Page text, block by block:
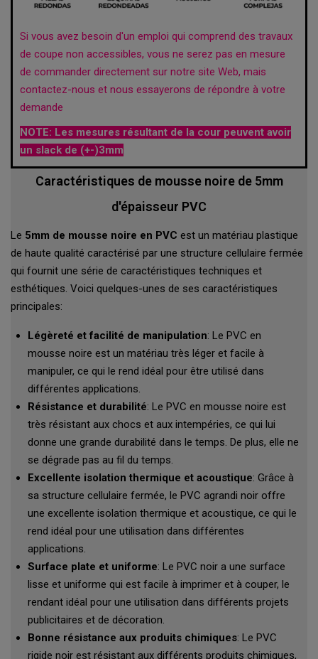
Si vous avez besoin d'un emploi qui comprend des travaux
de coupe non accessibles, vous ne serez pas en mesure
de commander directement sur notre site Web, mais
contactez-nous et nous essayerons de répondre à votre
demande
NOTE: Les mesures résultant de la cour peuvent avoir
un slack de (+-)3mm
Caractéristiques de mousse noire de 5mm
d'épaisseur PVC
Le 5mm de mousse noire en PVC est un matériau plastique
de haute qualité caractérisé par une structure cellulaire fermée
qui fournit une série de caractéristiques techniques et
esthétiques. Voici quelques-unes de ses caractéristiques
principales:
Légèreté et facilité de manipulation: Le PVC en
mousse noire est un matériau très léger et facile à
manipuler, ce qui le rend idéal pour être utilisé dans
différentes applications.
Résistance et durabilité: Le PVC en mousse noire est
très résistant aux chocs et aux intempéries, ce qui lui
donne une grande durabilité dans le temps. De plus, elle ne
se dégrade pas au fil du temps.
Excellente isolation thermique et acoustique: Grâce à
sa structure cellulaire fermée, le PVC agrandi noir offre
une excellente isolation thermique et acoustique, ce qui le
rend idéal pour une utilisation dans différentes
applications.
Surface plate et uniforme: Le PVC noir a une surface
lisse et uniforme qui est facile à imprimer et à couper, le
rendant idéal pour une utilisation dans différents projets
publicitaires et de décoration.
Bonne résistance aux produits chimiques: Le PVC
rigide noir est résistant aux différents produits chimiques,